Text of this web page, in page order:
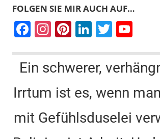
FOLGEN SIE MIR AUCH AUF…
F
c
e
b
o
o
In
a
gr
a
m
Pi
er
e
st
Li
k
e
dI
n
T
tt
er
u
T
u
b
e
Ein schwerer,
Irrtum ist es, wenn
mit Gefühlsduselei